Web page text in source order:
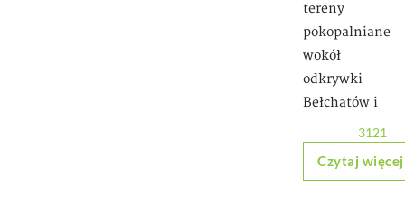
tereny
pokopalniane
wokół
odkrywki
Bełchatów i
3121
Czytaj więcej